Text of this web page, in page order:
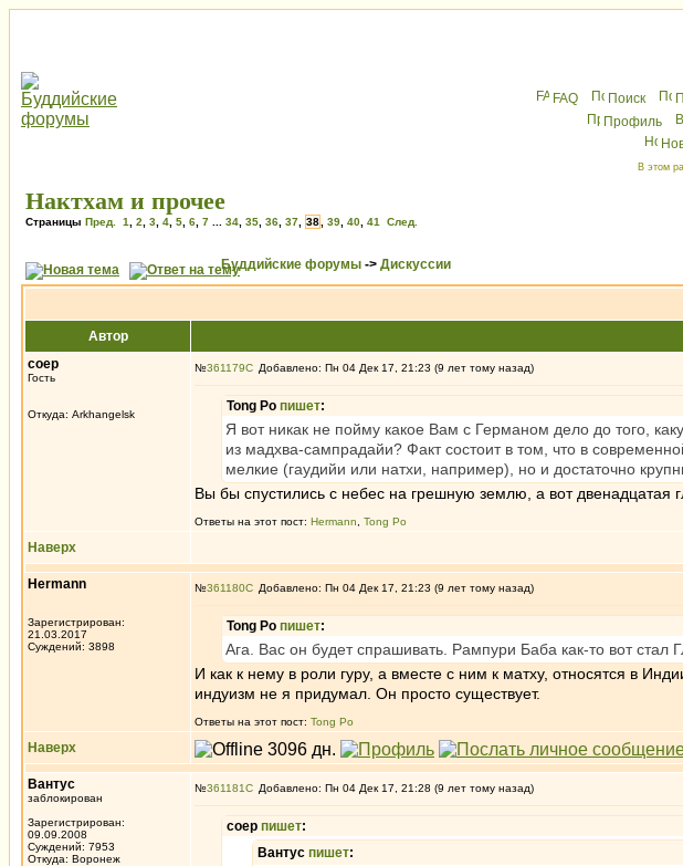
FAQ Поиск
Профиль
В этом
Нактхам и прочее
Страницы Пред. 1 2 3 4 5 6 7 34 35 36 37 38 39 40 41 След.
Буддийские форумы -> Дискуссии
Автор
соер
Гость
Откуда: Arkhangelsk
№361179 Добавлено: Пн 04 Дек 17, 21:23 (9 лет тому назад)
Tong Po пишет:
Я вот никак не пойму какое Вам с Германом дело до того,
из мадхва-сампрадайи? Факт состоит в том, что в
мелкие (гаудийи или натхи, например), но и достаточно
Вы бы спустились с небес на грешную землю, а вот двенадцатая
Ответы на этот пост: Hermann Tong Po
Наверх
Hermann
Зарегистрирован:
21.03.2017
Суждений: 3898
№361180 Добавлено: Пн 04 Дек 17, 21:23 (9 лет тому назад)
Tong Po пишет:
Ага. Вас он будет спрашивать. Рампури Баба как-то вот
И как к нему в роли гуру, а вместе с ним к матху, относятся в
индуизм не я придумал. Он просто существует.
Ответы на этот пост: Tong Po
Наверх
Вантус
заблокирован
Зарегистрирован:
09.09.2008
Суждений: 7953
Откуда: Воронеж
№361181 Добавлено: Пн 04 Дек 17, 21:28 (9 лет тому назад)
соер пишет:
Вантус пишет: